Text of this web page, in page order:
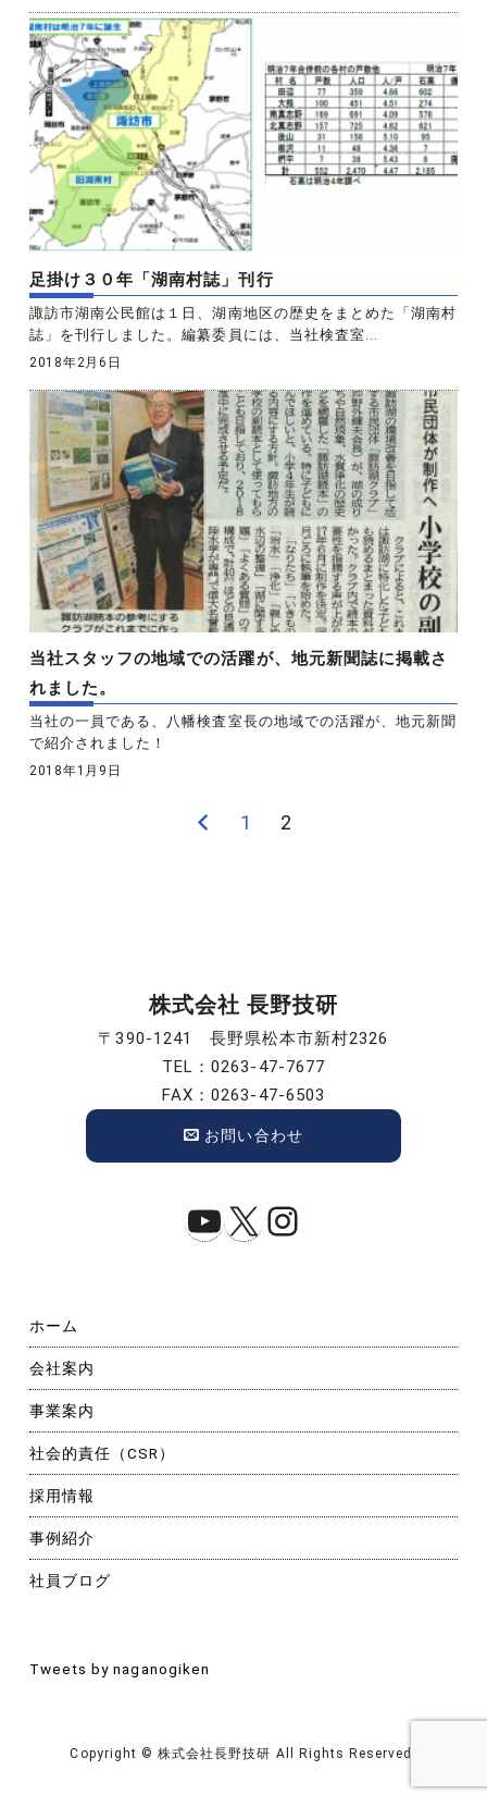
足掛け３０年「湖南村誌」刊行
諏訪市湖南公民館は１日、湖南地区の歴史をまとめた「湖南村
誌」を刊行しました。編纂委員には、当社検査室...
2018年2月6日
当社スタッフの地域での活躍が、地元新聞誌に掲載さ
れました。
当社の一員である、八幡検査室長の地域での活躍が、地元新聞
で紹介されました！
2018年1月9日
前1 2
株式会社 長野技研
〒390-1241 長野県松本市新村2326
TEL：0263-47-7677
FAX：0263-47-6503
お問い合わせ
YouTube
X Instagram
ホーム
会社案内
事業案内
社会的責任（CSR）
採用情報
事例紹介
社員ブログ
Tweets by naganogiken
Copyright © 株式会社長野技研 All Rights Reserved.